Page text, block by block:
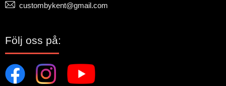
custombykent@gmail.com
Följ oss på: